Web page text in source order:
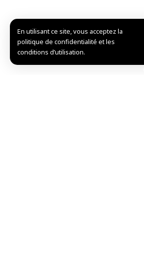
En utilisant ce site, vous acceptez la
politique de confidentialité et les
conditions d’utilisation.